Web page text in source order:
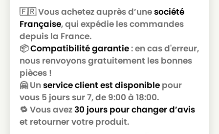
BOSCH
BOSCH BGL3A132/01
BOSCH
BOSCH BGL3A209/01
BOSCH
BOSCH BGL3A210/01
BOSCH
BOSCH
BOSCH BGL3A212GB/01
BOSCH
BOSCH BGL3A222/01
BOSCH BGL3A230/01
🇫🇷 Vous achetez auprès d’unesociété
Française, qui expédie les commandes
depuis la France.
📦Compatibilité garantie: en cas d'erreur,
nous renvoyons gratuitement les bonnes
pièces !
🤗 Un service client est disponible pour
vous 5 jours sur 7, de 9:00 à 18:00.
🔁 Vous avez30 jours pour changer d’avis
et retourner votre produit.